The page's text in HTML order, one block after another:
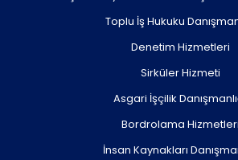
Toplu İş Hukuku
Denetim Hizmetleri
Sirküler Hizmeti
Asgari İşçilik
Bordrolama Hizmetleri
İnsan Kaynakları